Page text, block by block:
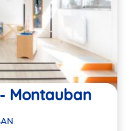
Montauban